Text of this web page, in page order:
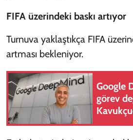
FIFA üzerindeki baskı artıyor
Turnuva yaklaştıkça FIFA
artması bekleniyor.
Google
görev